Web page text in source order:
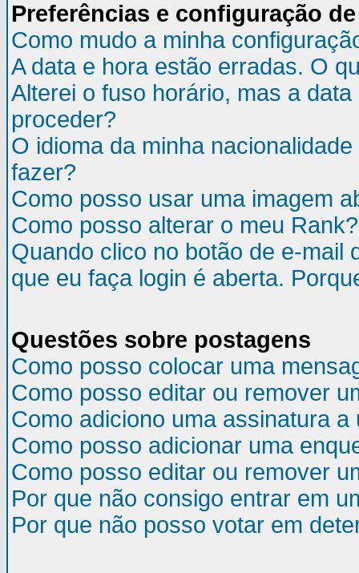
Preferências e configuração
Como mudo a minha
A data e hora estão erradas. O
Alterei o fuso horário, mas a
proceder?
O idioma da minha
fazer?
Como posso usar uma imagem
Como posso alterar o meu Rank?
Quando clico no botão de e-mail
que eu faça login é aberta.
Questões sobre postagens
Como posso colocar uma
Como posso editar ou remover
Como adiciono uma assinatura a
Como posso adicionar uma
Como posso editar ou remover
Por que não consigo entrar em
Por que não posso votar em